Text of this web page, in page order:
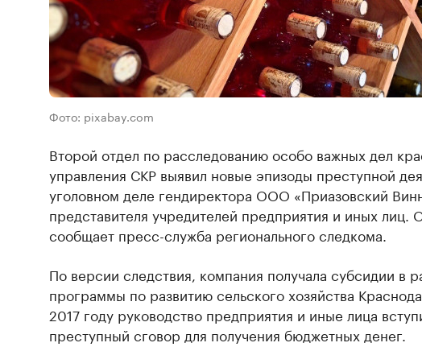
Фото: pixabay.com
Второй отдел по расследованию особо важных дел
управления СКР выявил новые эпизоды преступной
уголовном деле гендиректора ООО «Приазовский
представителя учредителей предприятия и иных лиц.
сообщает пресс-служба регионального следкома.
По версии следствия, компания получала субсидии в
программы по развитию сельского хозяйства
2017 году руководство предприятия и иные лица
преступный сговор для получения бюджетных денег.